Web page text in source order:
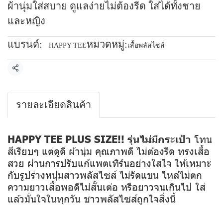
ผ้านุ่มใส่สบาย ดูแลง่ายไม่ต้องรีด ใส่ได้ทั้งชาย
และหญิง
แบรนด์: HAPPY TEEหมวดหมู่: เสื้อพลัสไซส์
แชร์
รายละเอียดสินค้า
HAPPY TEE PLUS SIZE!! รุ่นไม่มีกระเป๋า โทน
สีเรียบๆ แต่ดูดี ผ้านุ่ม คุณภาพดี ไม่ต้องรีด ทรงเสื้อ
สวย ผ่านการปรับแก้แพตเทิร์นอย่างใส่ใจ ให้เหมาะ
กับรูปร่างหนุ่มสาวพลัสไซส์ ไม่รัดแขน ไหล่ไม่ตก
ความยาวเสื้อพอดีไม่สั้นเต่อ หรือยาวจนเกินไป ใส่
แล้วมั่นใจในทุกวัน ชาวพลัสไซส์ถูกใจสิ่งนี้